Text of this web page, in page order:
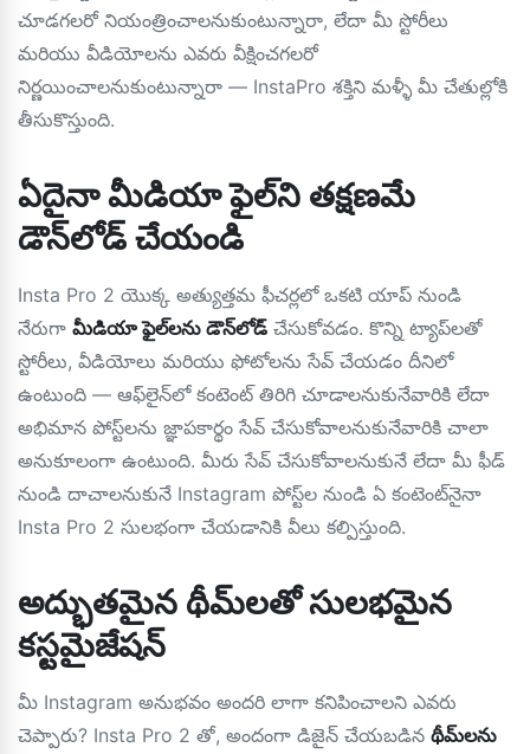
చూడగలరో నియంత్రించాలనుకుంటున్నారా, లేదా మీ స్టోరీలు
మరియు వీడియోలను ఎవరు వీక్షించగలరో
నిర్ణయించాలనుకుంటున్నారా — InstaPro శక్తిని మళ్ళీ మీ చేతుల్లోకి
తీసుకొస్తుంది.
ఏదైనా మీడియా ఫైల్‌ని తక్షణమే
డౌన్‌లోడ్ చేయండి
Insta Pro 2 యొక్క అత్యుత్తమ ఫీచర్లలో ఒకటి యాప్ నుండి
నేరుగా మీడియా ఫైల్‌లను డౌన్‌లోడ్ చేసుకోవడం. కొన్ని ట్యాప్‌లతో
స్టోరీలు, వీడియోలు మరియు ఫోటోలను సేవ్ చేయడం దీనిలో
ఉంటుంది — ఆఫ్‌లైన్‌లో కంటెంట్ తిరిగి చూడాలనుకునేవారికి లేదా
అభిమాన పోస్ట్‌లను జ్ఞాపకార్థం సేవ్ చేసుకోవాలనుకునేవారికి చాలా
అనుకూలంగా ఉంటుంది. మీరు సేవ్ చేసుకోవాలనుకునే లేదా మీ ఫీడ్
నుండి దాచాలనుకునే Instagram పోస్ట్‌ల నుండి ఏ కంటెంట్‌నైనా
Insta Pro 2 సులభంగా చేయడానికి వీలు కల్పిస్తుంది.
అద్భుతమైన థీమ్‌లతో సులభమైన
కస్టమైజేషన్
మీ Instagram అనుభవం అందరి లాగా కనిపించాలని ఎవరు
చెప్పారు? Insta Pro 2 తో, అందంగా డిజైన్ చేయబడిన థీమ్‌లను